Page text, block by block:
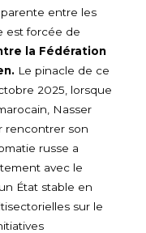
entre les
est forcée de
la Fédération
Le pinacle de ce
2025, lorsque
Nasser
rencontrer son
russe a
avec le
État stable en
sur le